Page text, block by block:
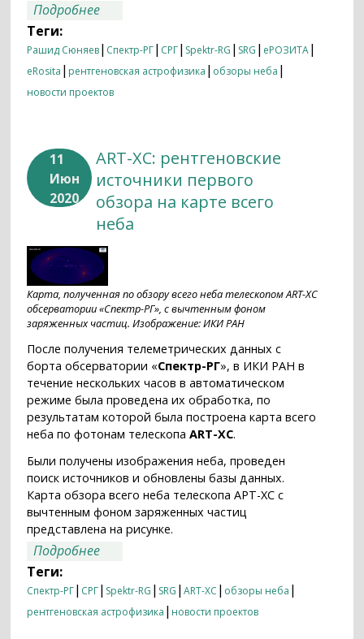
Подробнее
Теги:
Рашид Сюняев| Спектр-РГ| СРГ| Spektr-RG | SRG | еРОЗИТА|
eRosita | рентгеновская астрофизика | обзоры неба |
новости проектов
11
Июн
2020
ART-XC: рентгеновские
источники первого
обзора на карте всего
неба
Карта, полученная по обзору всего неба телескопом ART-XC
обсерватории «Спектр-РГ», с вычтенным фоном
заряженных частиц. Изображение: ИКИ РАН
После получения телеметрических данных с
борта обсерватории «Спектр-РГ», в ИКИ РАН в
течение нескольких часов в автоматическом
режиме была проведена их обработка, по
результатам которой была построена карта всего
неба по фотонам телескопаART-XC.
Были получены изображения неба, проведен
поиск источников и обновлены базы данных.
Карта обзора всего неба телескопа АРТ-XC с
вычтенным фоном заряженных частиц
представлена на рисунке.
Подробнее
Теги:
Спектр-РГ| СРГ| Spektr-RG | SRG |ART-XC | обзоры неба |
рентгеновская астрофизика | новости проектов